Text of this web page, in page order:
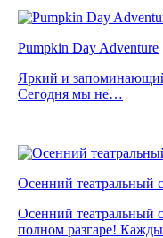
Pumpkin Day Adventure
Яркий и
Сегодня мы не…
Осенний театральный
Осенний театральный
полном разгаре!